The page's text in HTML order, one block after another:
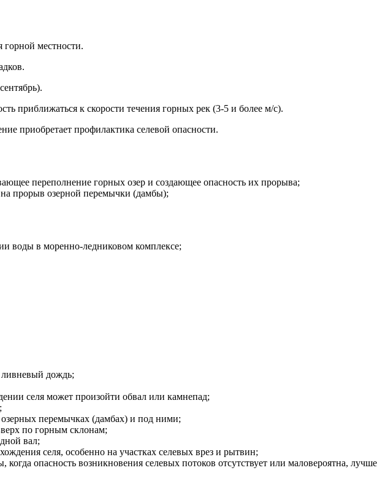
местности.
приближаться к скорости течения горных рек (3-5 и более м/с).
приобретает профилактика селевой опасности.
переполнение горных озер и создающее опасность их прорыва;
на прорыв озерной перемычки (дамбы);
воды в моренно-ледниковом комплексе;
ливневый дождь;
селя может произойти обвал или камнепад;
озерных перемычках (дамбах) и под ними;
по горным склонам;
вал;
селя, особенно на участках селевых врез и рытвин;
опасность возникновения селевых потоков отсутствует или маловероятна, лучше